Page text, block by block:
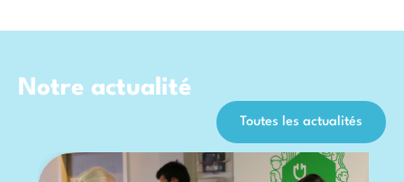
Notre actualité
Toutes les actualités